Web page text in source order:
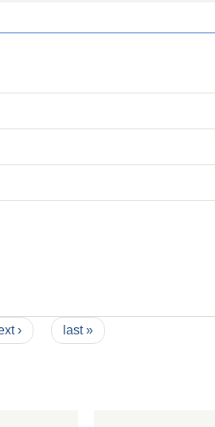
› last »